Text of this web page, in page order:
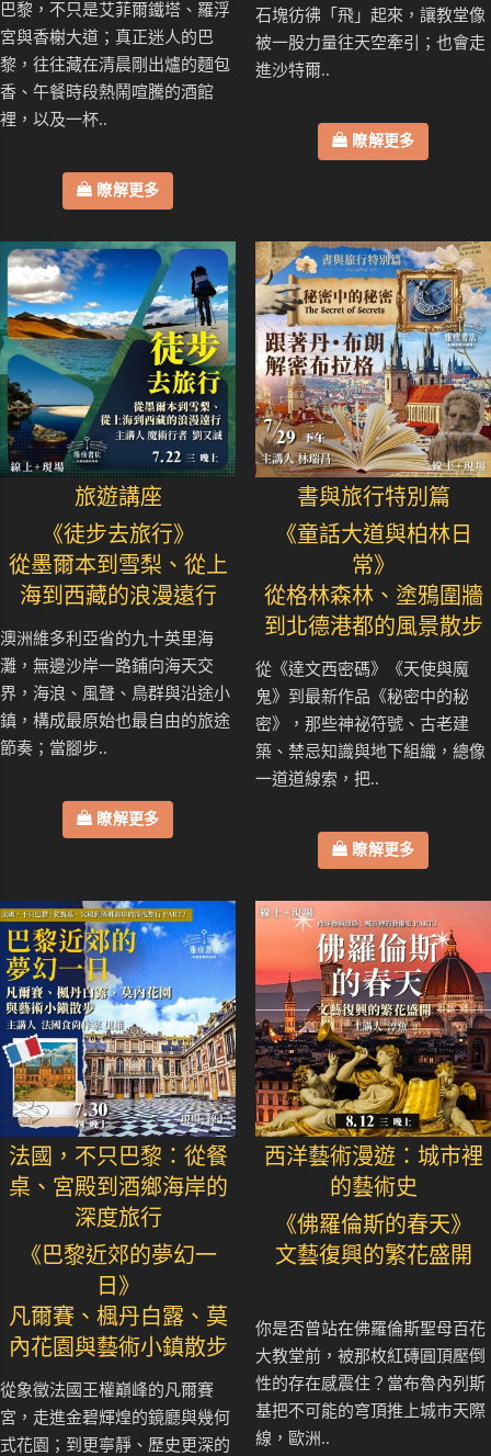
巴黎，不只是艾菲爾鐵塔、羅浮
宮與香榭大道；真正迷人的巴
黎，往往藏在清晨剛出爐的麵包
香、午餐時段熱鬧喧騰的酒館
裡，以及一杯..
瞭解更多
石塊彷彿「飛」起來，讓教堂像
被一股力量往天空牽引；也會走
進沙特爾..
瞭解更多
旅遊講座
《徒步去旅行》
從墨爾本到雪梨、從上
海到西藏的浪漫遠行
澳洲維多利亞省的九十英里海
灘，無邊沙岸一路鋪向海天交
界，海浪、風聲、鳥群與沿途小
鎮，構成最原始也最自由的旅途
節奏；當腳步..
瞭解更多
書與旅行特別篇
《童話大道與柏林日
常》
從格林森林、塗鴉圍牆
到北德港都的風景散步
從《達文西密碼》《天使與魔
鬼》到最新作品《秘密中的秘
密》，那些神祕符號、古老建
築、禁忌知識與地下組織，總像
一道道線索，把..
瞭解更多
法國，不只巴黎：從餐
桌、宮殿到酒鄉海岸的
深度旅行
《巴黎近郊的夢幻一
日》
凡爾賽、楓丹白露、莫
內花園與藝術小鎮散步
從象徵法國王權巔峰的凡爾賽
宮，走進金碧輝煌的鏡廳與幾何
式花園；到更寧靜、歷史更深的
西洋藝術漫遊：城市裡
的藝術史
《佛羅倫斯的春天》
文藝復興的繁花盛開
你是否曾站在佛羅倫斯聖母百花
大教堂前，被那枚紅磚圓頂壓倒
性的存在感震住？當布魯內列斯
基把不可能的穹頂推上城市天際
線，歐洲..